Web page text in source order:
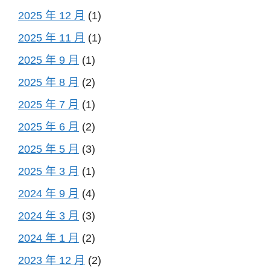
2025 年 12 月 (1)
2025 年 11 月 (1)
2025 年 9 月 (1)
2025 年 8 月 (2)
2025 年 7 月 (1)
2025 年 6 月 (2)
2025 年 5 月 (3)
2025 年 3 月 (1)
2024 年 9 月 (4)
2024 年 3 月 (3)
2024 年 1 月 (2)
2023 年 12 月 (2)